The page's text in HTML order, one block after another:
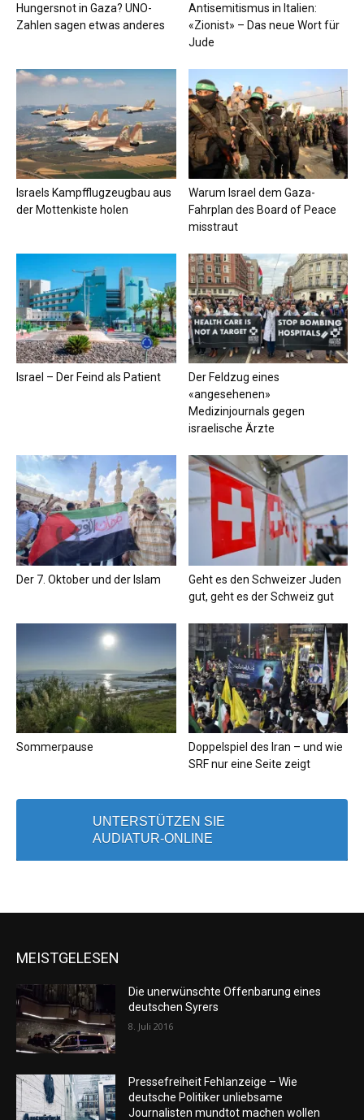
Hungersnot in Gaza? UNO-
Zahlen sagen etwas anderes
Antisemitismus in Italien:
«Zionist» – Das neue Wort für
Jude
Israels Kampfflugzeugbau aus
der Mottenkiste holen
Warum Israel dem Gaza-
Fahrplan des Board of Peace
misstraut
Israel – Der Feind als Patient
Der Feldzug eines
«angesehenen»
Medizinjournals gegen
israelische Ärzte
Der 7. Oktober und der Islam
Geht es den Schweizer Juden
gut, geht es der Schweiz gut
Sommerpause
Doppelspiel des Iran – und wie
SRF nur eine Seite zeigt
UNTERSTÜTZEN SIE
AUDIATUR-ONLINE
MEISTGELESEN
Die unerwünschte Offenbarung eines
deutschen Syrers
8. Juli 2016
Pressefreiheit Fehlanzeige – Wie
deutsche Politiker unliebsame
Journalisten mundtot machen wollen